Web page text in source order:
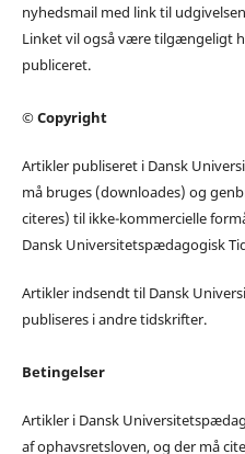
nyhedsmail med link til
Linket vil også være tilgængeligt
publiceret.
© Copyright
Artikler publiseret i Dansk
må bruges (downloades) og
citeres) til ikke-kommercielle
Dansk Universitetspædagogisk
Artikler indsendt til Dansk
publiseres i andre tidskrifter.
Betingelser
Artikler i Dansk
af ophavsretsloven, og der må